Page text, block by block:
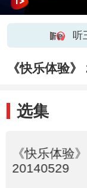
听
《快乐体验
选集
《快乐体验》
20140529